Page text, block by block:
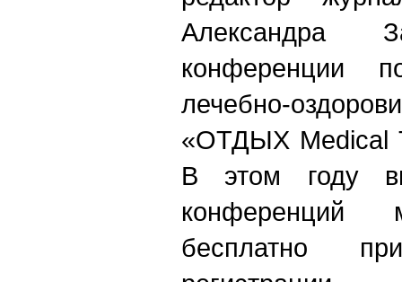
Александра
конференции
лечебно-
«ОТДЫХ Medical
В этом году
конференций
бесплатно